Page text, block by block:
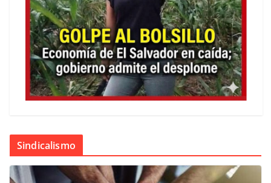
Sindicalismo